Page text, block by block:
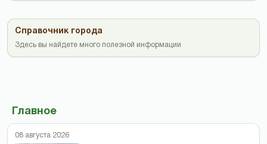
Справочник города
Здесь вы найдете много полезной информации
Главное
08 августа 2026